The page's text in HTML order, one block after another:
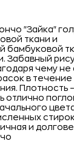
"Зайка"
ткани и
бамбуковой
Забавный
чему не
в течение
Плотность
отлично
и